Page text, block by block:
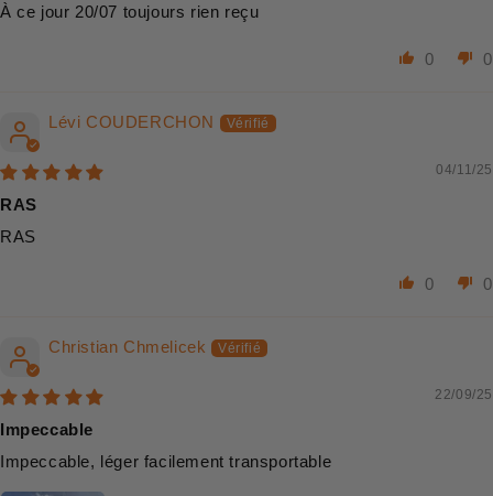
À ce jour 20/07 toujours rien reçu
0 0
Lévi COUDERCHON
04/11/25
RAS
RAS
0 0
Christian Chmelicek
22/09/25
Impeccable
Impeccable, léger facilement transportable